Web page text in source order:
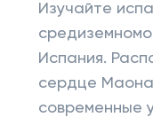
Изучайте
Испания.
сердце
современные